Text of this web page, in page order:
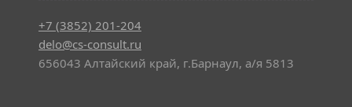
+7 (3852) 201-204
delo@cs-consult.ru
656043 Алтайский край, г.Барнаул, а/я 5813